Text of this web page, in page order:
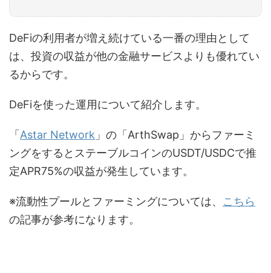
DeFiの利用者が増え続けている一番の理由として
は、投資の収益が他の金融サービスよりも優れてい
るからです。
DeFiを使った運用について紹介します。
「 Astar Network 」の「ArthSwap」からファーミ
ングをするとステーブルコインのUSDT/USDCで推
定APR75%の収益が発生しています。
※流動性プールとファーミングについては、 こちら
の記事が参考になります。